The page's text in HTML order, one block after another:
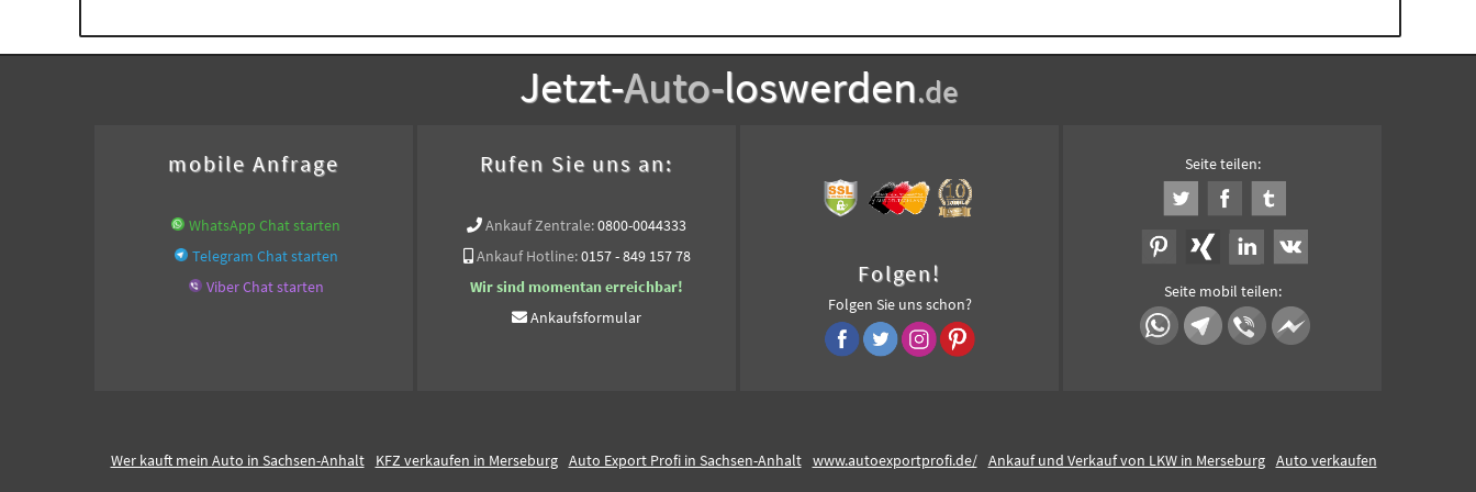
Jetzt-Auto-loswerden.de
mobile Anfrage
WhatsApp Chat starten
Telegram Chat starten
Viber Chat starten
Rufen Sie uns an:
Ankauf Zentrale:0800-0044333
Ankauf Hotline:0157 - 849 157 78
Wir sind momentan erreichbar!
Ankaufsformular
Folgen!
Folgen Sie uns schon?
Seite teilen:
Seite mobil teilen:
Wer kauft mein Auto in Sachsen-Anhalt KFZ verkaufen in Merseburg Auto Export Profi in Sachsen-Anhalt www.autoexportprofi.de/ Ankauf und Verkauf von LKW in Merseburg Auto verkaufen